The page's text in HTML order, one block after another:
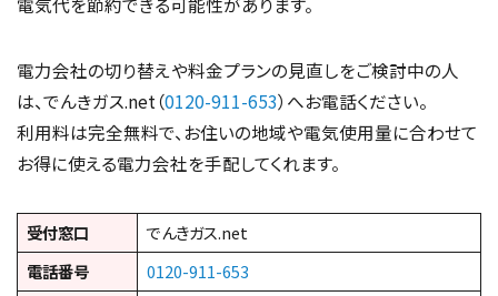
電力会社の切り替えや料金プランの見直しをご検討中の人
は、でんきガス.net（0120-911-653）へお電話ください。
利用料は完全無料で、お住いの地域や電気使用量に合わせて
お得に使える電力会社を手配してくれます。
受付窓口
でんきガス.net
電話番号
0120-911-653